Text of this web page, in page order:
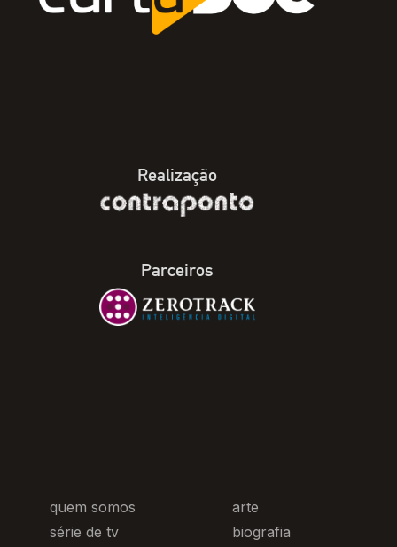
Realização
Parceiros
quem somos
série de tv
arte
biografia